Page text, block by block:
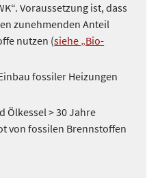
Voraussetzung ist, dass
zunehmenden Anteil
nutzen (siehe „Bio-
fossiler Heizungen
Ölkessel > 30 Jahre
von fossilen Brennstoffen